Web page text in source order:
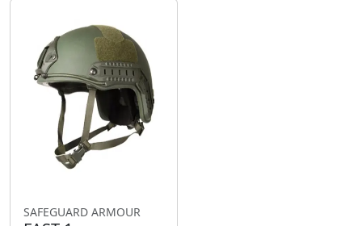
SAFEGUARD ARMOUR